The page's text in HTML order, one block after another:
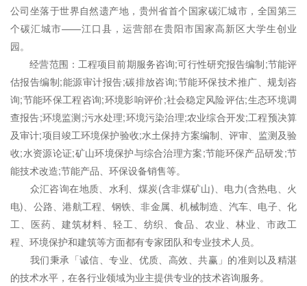
公司坐落于世界自然遗产地，贵州省首个国家碳汇城市，全国第三
个碳汇城市——江口县，运营部在贵阳市国家高新区大学生创业
园。
经营范围：工程项目前期服务咨询;可行性研究报告编制;节能评
估报告编制;能源审计报告;碳排放咨询;节能环保技术推广、规划咨
询;节能环保工程咨询;环境影响评价;社会稳定风险评估;生态环境调
查报告;环境监测;污水处理;环境污染治理;农业综合开发;工程预决算
及审计;项目竣工环境保护验收;水土保持方案编制、评审、监测及验
收;水资源论证;矿山环境保护与综合治理方案;节能环保产品研发;节
能技术改造;节能产品、环保设备销售等。
众汇咨询在地质、水利、煤炭(含非煤矿山)、电力(含热电、火
电)、公路、港航工程、钢铁、非金属、机械制造、汽车、电子、化
工、医药、建筑材料、轻工、纺织、食品、农业、林业、市政工
程、环境保护和建筑等方面都有专家团队和专业技术人员。
我们秉承「诚信、专业、优质、高效、共赢」的准则以及精湛
的技术水平，在各行业领域为业主提供专业的技术咨询服务。